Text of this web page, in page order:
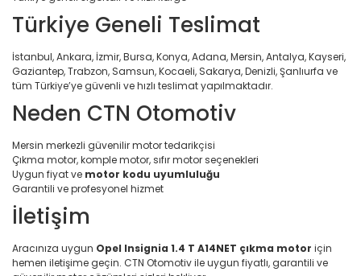
Türkiye Geneli Teslimat
İstanbul, Ankara, İzmir, Bursa, Konya, Adana, Mersin, Antalya, Kayseri,
Gaziantep, Trabzon, Samsun, Kocaeli, Sakarya, Denizli, Şanlıurfa ve
tüm Türkiye’ye güvenli ve hızlı teslimat yapılmaktadır.
Neden CTN Otomotiv
Mersin merkezli güvenilir motor tedarikçisi
Çıkma motor, komple motor, sıfır motor seçenekleri
Uygun fiyat ve motor kodu uyumluluğu
Garantili ve profesyonel hizmet
İletişim
Aracınıza uygun Opel Insignia 1.4 T A14NET çıkma motor için
hemen iletişime geçin. CTN Otomotiv ile uygun fiyatlı, garantili ve